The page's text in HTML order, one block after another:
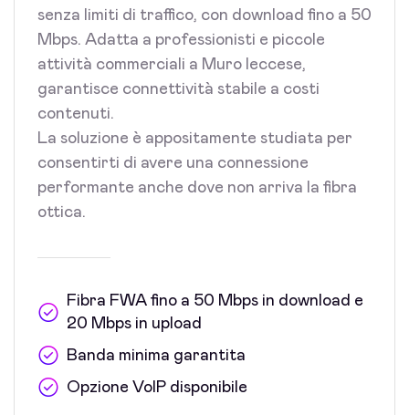
senza limiti di traffico, con download fino a 50
Mbps. Adatta a professionisti e piccole
attività commerciali a Muro leccese,
garantisce connettività stabile a costi
contenuti.
La soluzione è appositamente studiata per
consentirti di avere una connessione
performante anche dove non arriva la fibra
ottica.
Fibra FWA fino a 50 Mbps in download e
20 Mbps in upload
Banda minima garantita
Opzione VoIP disponibile